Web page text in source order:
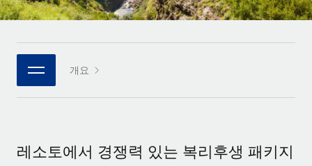
연결 새로운
통합
핵심 비즈니스 도구로 프로세스를 간소화
글로벌 인사 및 규정 준수 업무 처리에 전문가 지원 제공
REMOTE 파트너 되기
플랫폼에 글로벌 HR을 유연하게 통합
Remote와의 파트너십 기회 탐색
직무 설명 라이브러리
이벤트
인사이트 센터
한국어
개요
레소토에서 경쟁력 있는 복리후생 패키지